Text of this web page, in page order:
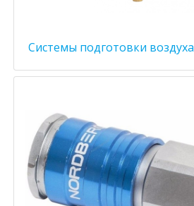
Системы подготовки воздуха